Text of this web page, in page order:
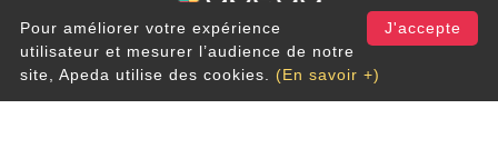
Rue du Cerf 200
1332 Genval
J'accepte
Pour améliorer votre expérience
utilisateur et mesurer l’audience de notre
site, Apeda utilise des cookies. (En savoir +)